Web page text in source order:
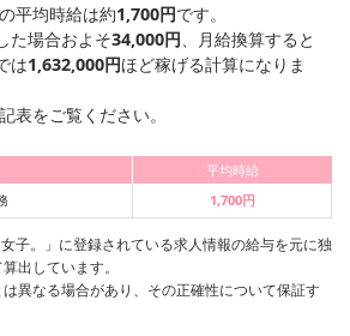
平均時給は約1,700円です。
た場合およそ34,000円、月給換算すると
は1,632,000円ほど稼げる計算になりま
表をご覧ください。
平均時給
1,700円
子。」に登録されている求人情報の給与を元に独
出しています。
異なる場合があり、その正確性について保証す